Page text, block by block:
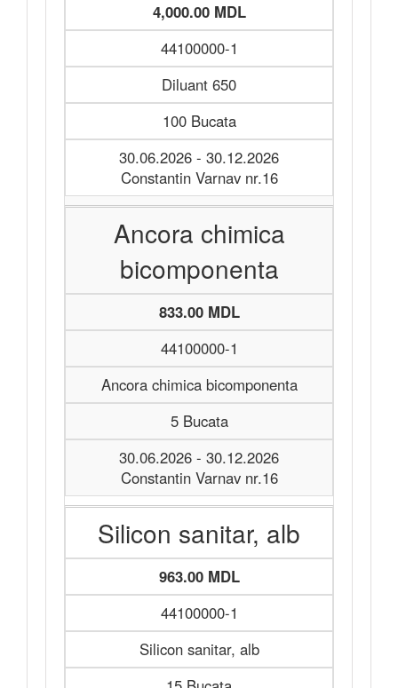
4,000.00 MDL
44100000-1
Diluant 650
100 Bucata
30.06.2026 - 30.12.2026
Constantin Varnav nr.16
Ancora chimica
bicomponenta
833.00 MDL
44100000-1
Ancora chimica bicomponenta
5 Bucata
30.06.2026 - 30.12.2026
Constantin Varnav nr.16
Silicon sanitar, alb
963.00 MDL
44100000-1
Silicon sanitar, alb